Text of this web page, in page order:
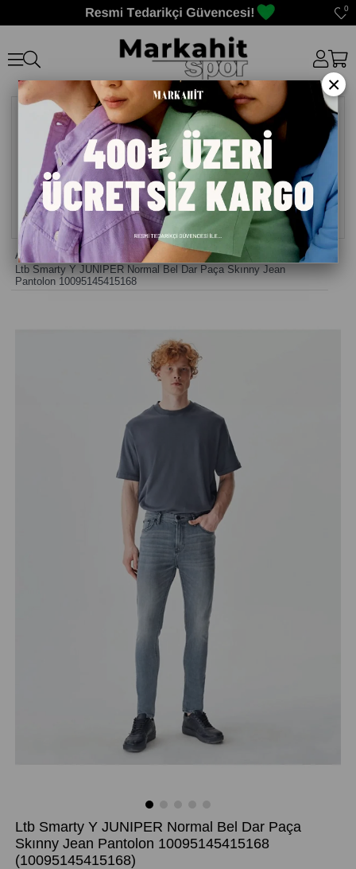
0
Anasayfa> Erkek Pantolon
>
Ltb Smarty Y JUNIPER Normal Bel Dar Paça Skınny Jean
Pantolon 10095145415168
Ltb Smarty Y JUNIPER Normal Bel Dar Paça
Skınny Jean Pantolon 10095145415168
(10095145415168)
×